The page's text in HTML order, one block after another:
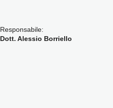
Responsabile:
Dott. Alessio Borriello